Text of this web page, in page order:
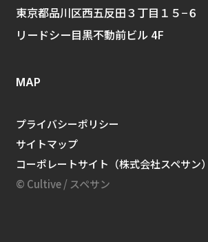
東京都品川区西五反田３丁目１５−６
リードシー目黒不動前ビル 4F
MAP
プライバシーポリシー
サイトマップ
コーポレートサイト（株式会社スペサン）
© Cultive / スペサン